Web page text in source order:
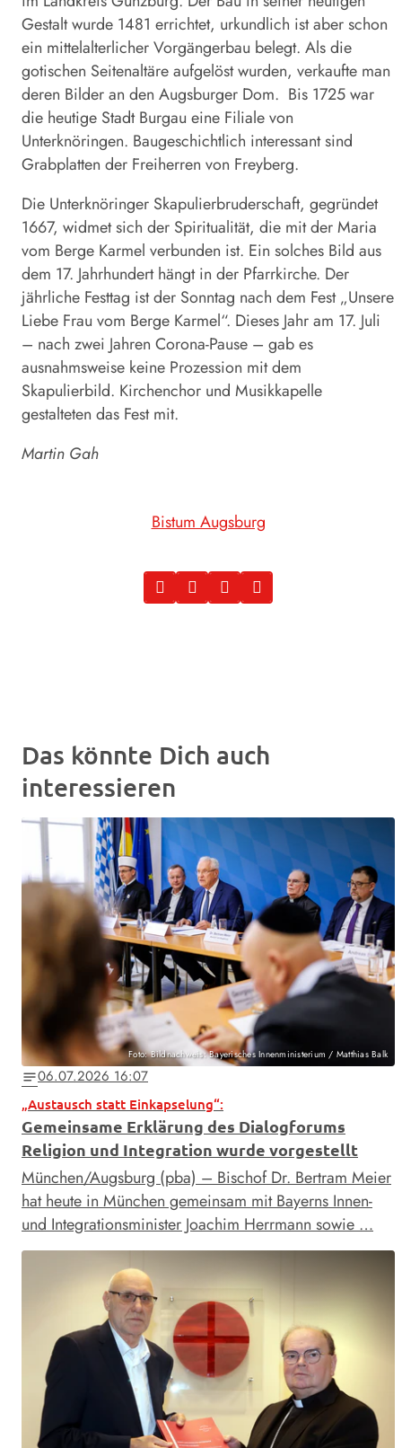
Gestalt wurde 1481 errichtet, urkundlich ist aber schon
ein mittelalterlicher Vorgängerbau belegt. Als die
gotischen Seitenaltäre aufgelöst wurden, verkaufte man
deren Bilder an den Augsburger Dom. Bis 1725 war
die heutige Stadt Burgau eine Filiale von
Unterknöringen. Baugeschichtlich interessant sind
Grabplatten der Freiherren von Freyberg.
Die Unterknöringer Skapulierbruderschaft, gegründet
1667, widmet sich der Spiritualität, die mit der Maria
vom Berge Karmel verbunden ist. Ein solches Bild aus
dem 17. Jahrhundert hängt in der Pfarrkirche. Der
jährliche Festtag ist der Sonntag nach dem Fest „Unsere
Liebe Frau vom Berge Karmel“. Dieses Jahr am 17. Juli
– nach zwei Jahren Corona-Pause – gab es
ausnahmsweise keine Prozession mit dem
Skapulierbild. Kirchenchor und Musikkapelle
gestalteten das Fest mit.
Martin Gah
Bistum Augsburg
Das könnte Dich auch
interessieren
Foto: Bildnachweis: Bayerisches Innenministerium / Matthias Balk
notes06.07.2026 16:07
„Austausch statt Einkapselung“:
Gemeinsame Erklärung des Dialogforums
Religion und Integration wurde vorgestellt
München/Augsburg (pba) – Bischof Dr. Bertram Meier
hat heute in München gemeinsam mit Bayerns Innen-
und Integrationsminister Joachim Herrmann sowie …